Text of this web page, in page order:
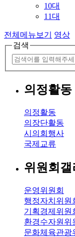
10대
11대
전체메뉴보기
영상
검색
의정활동
의정활동
의장단활동
시의회행사
국제교류
위원회갤
운영위원회
행정자치위원
기획경제위원
환경수자원위
문화체육관광